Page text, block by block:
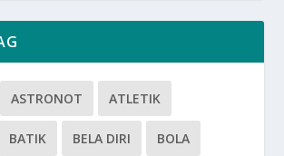
ASTRONOT ATLETIK
BATIK BELA DIRI BOLA